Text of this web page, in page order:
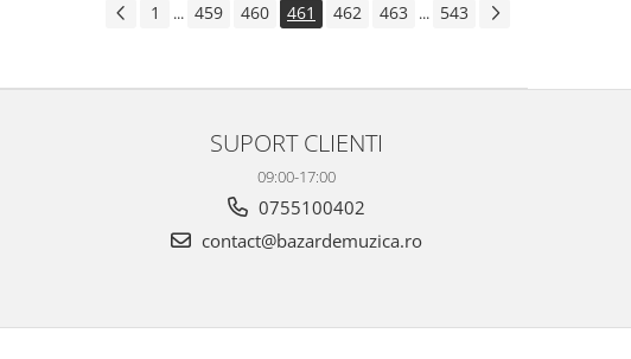
1 ... 459 460 461 462 463 ... 543
SUPORT CLIENTI
09:00-17:00
0755100402
contact@bazardemuzica.ro